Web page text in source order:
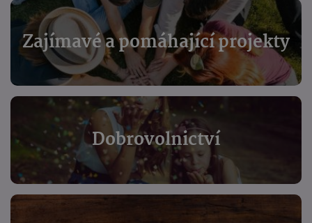
Zajímavé a pomáhající projekty
Dobrovolnictví